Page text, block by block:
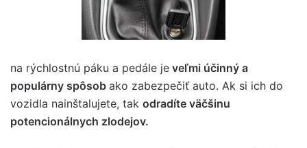
na rýchlostnú páku a pedále je veľmi účinný a
populárny spôsob ako zabezpečiť auto. Ak si ich do
vozidla nainštalujete, tak odradíte väčšinu
potencionálnych zlodejov.